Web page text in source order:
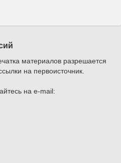
материалов разрешается
на первоисточник.
на e-mail: